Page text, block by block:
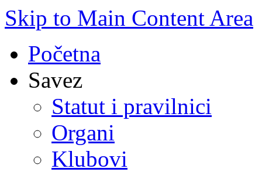
Skip to Main Content Area
Početna
Savez
Statut i pravilnici
Organi
Klubovi